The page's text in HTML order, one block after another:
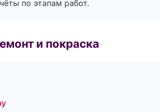
по этапам работ.
и покраска